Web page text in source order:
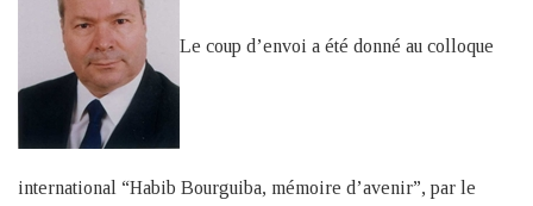
Le coup d’envoi a été donné au colloque
international “Habib Bourguiba, mémoire d’avenir”, par le